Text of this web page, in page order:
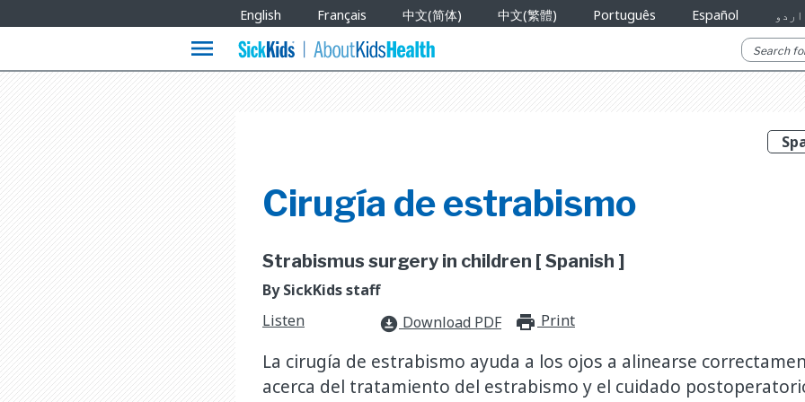
Languages
English Français 中文(简体) 中文(繁體) Português Español اردو
menu
Cirugía de estrabismo
Strabismus surgery in children [ Spanish ]
By SickKids staff
Listen
download_for_offline Download PDF print_for_offline
Print
La cirugía de estrabismo ayuda a los ojos a alinearse
acerca del tratamiento del estrabismo y el cuidado